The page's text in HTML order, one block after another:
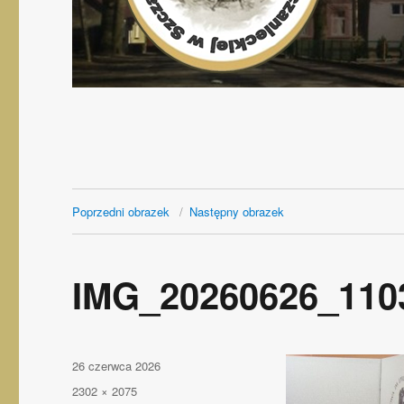
Poprzedni obrazek Następny obrazek
Opublikowano
26 czerwca 2026
Pełny
2302 × 2075